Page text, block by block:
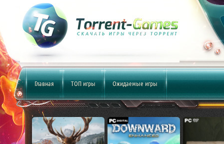
Главная ТОП игры Ожидаемые игры